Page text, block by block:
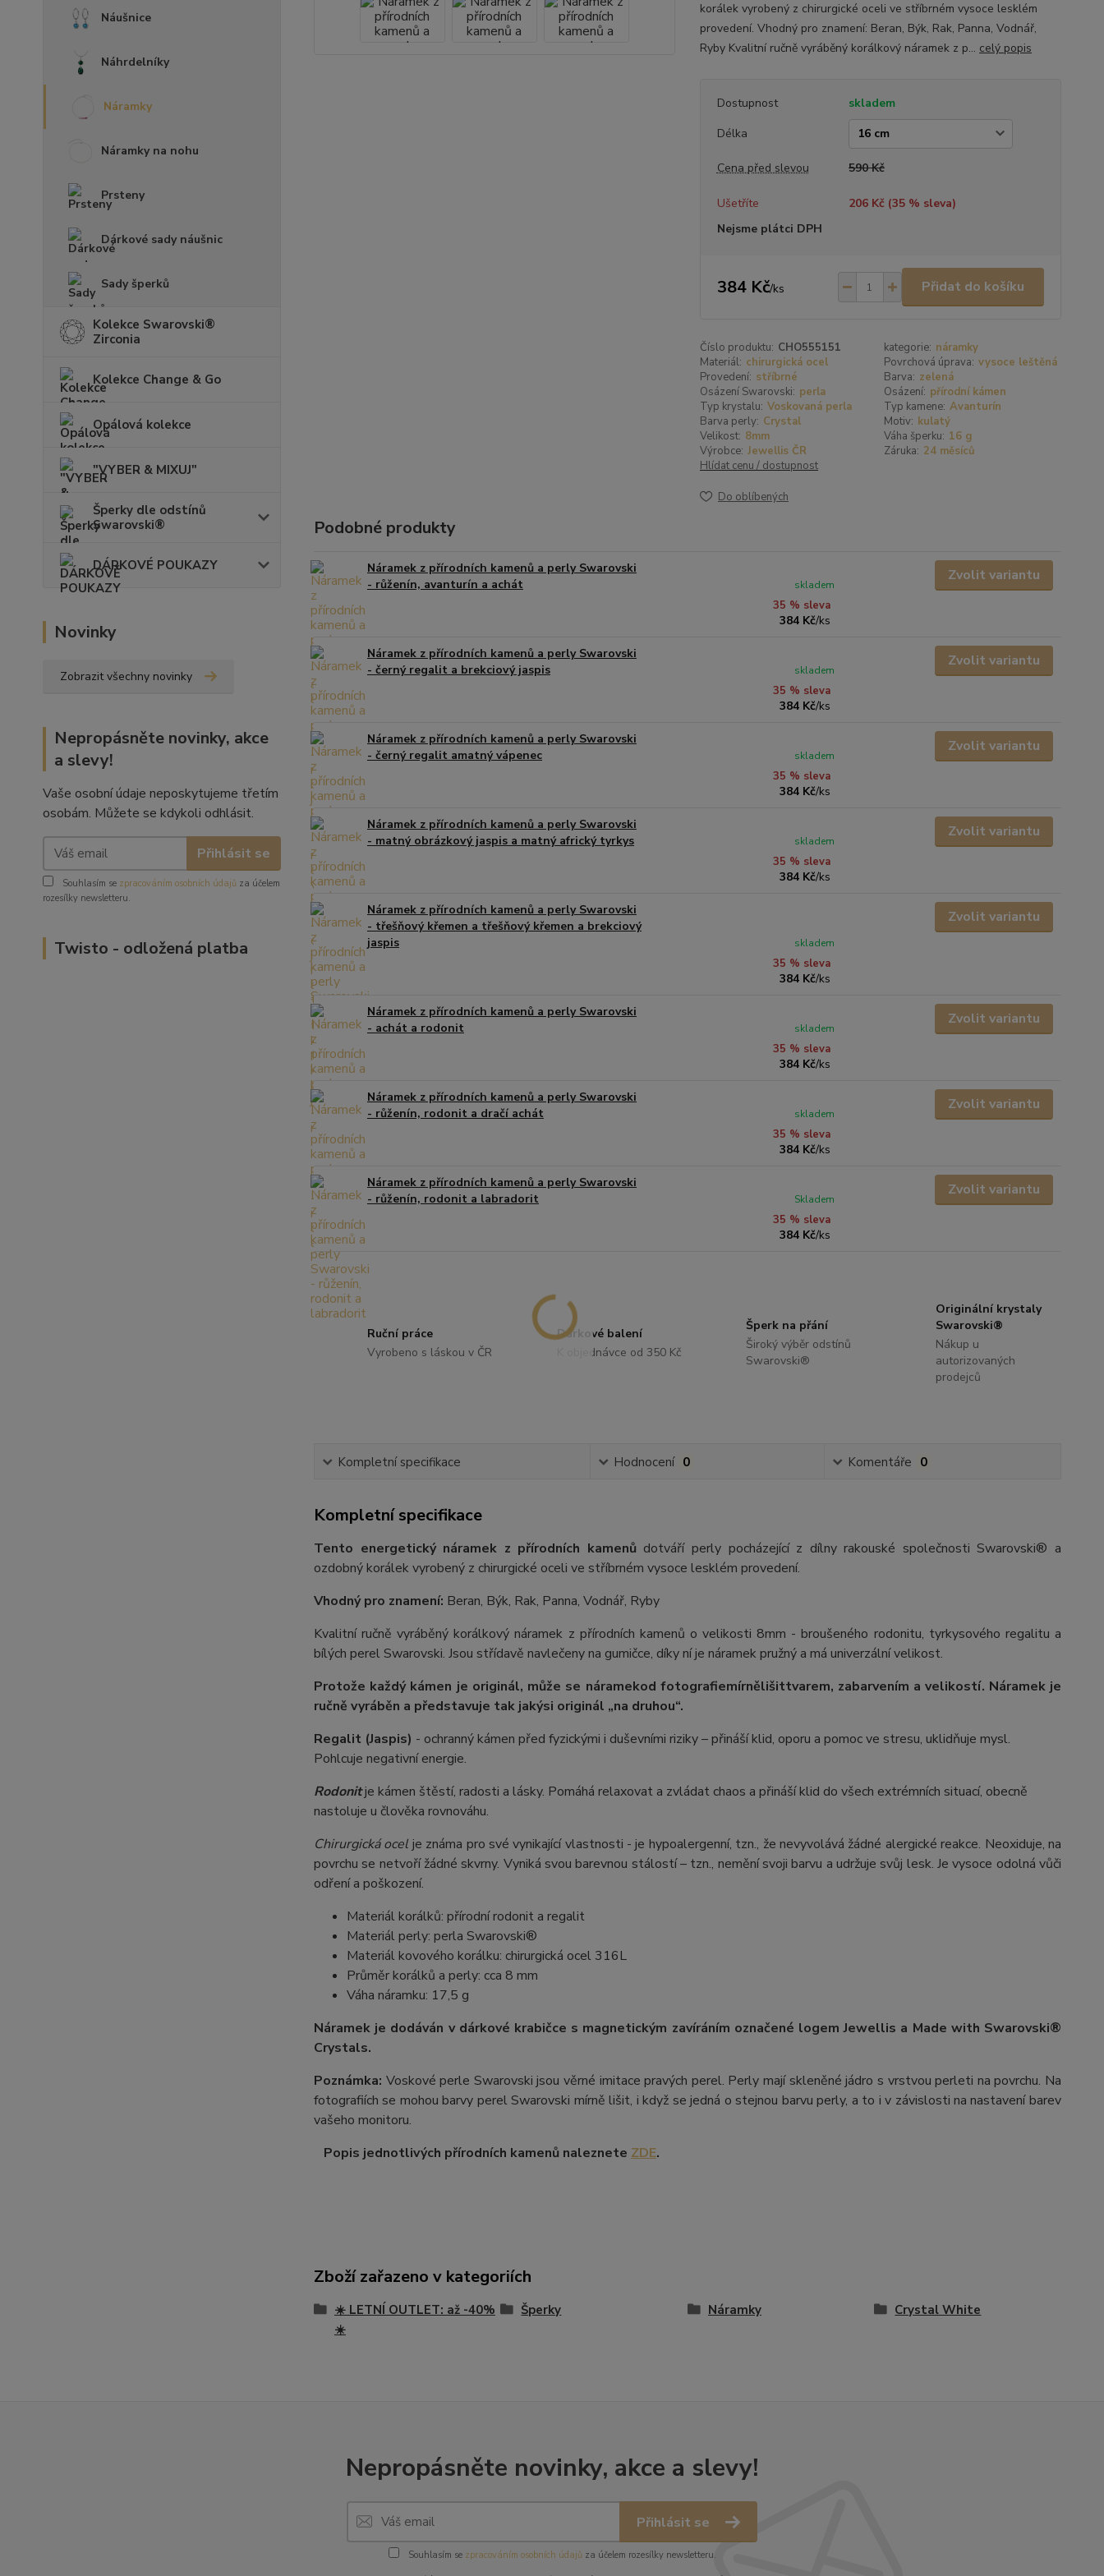
Náušnice
Náhrdelníky
Náramky
Náramky na nohu
Prsteny
Dárkové sady náušnic
Sady šperků
Kolekce Swarovski®
Zirconia
Kolekce Change & Go
Opálová kolekce
"VYBER & MIXUJ"
Šperky dle odstínů
Swarovski®
DÁRKOVÉ POUKAZY
Novinky
Zobrazit všechny novinky
Nepropásněte novinky, akce
a slevy!
Vaše osobní údaje neposkytujeme třetím
osobám. Můžete se kdykoli odhlásit.
Přihlásit se
Souhlasím se zpracováním osobních údajů za účelem
rozesílky newsletteru.
Twisto - odložená platba
korálek vyrobený z chirurgické oceli ve stříbrném vysoce lesklém
provedení. Vhodný pro znamení: Beran, Býk, Rak, Panna, Vodnář,
Ryby Kvalitní ručně vyráběný korálkový náramek z p... celý popis
Dostupnost
skladem
Délka
Cena před slevou 590 Kč
Ušetříte 206 Kč (35% sleva)
Nejsme plátci DPH
384 Kč/ks Přidat do košíku
Číslo produktu: CHO555151 kategorie: náramky
Materiál: chirurgická ocel Povrchová úprava: vysoce leštěná
Provedení: stříbrné Barva: zelená
Osázení Swarovski: perla Osázení: přírodní kámen
Typ krystalu: Voskovaná perla Typ kamene: Avanturín
Barva perly: Crystal Motiv: kulatý
Velikost: 8mm Váha šperku: 16 g
Výrobce: Jewellis ČR Záruka: 24 měsíců
Hlídat cenu / dostupnost
Do oblíbených
Podobné produkty
Náramek z přírodních kamenů a perly Swarovski
- růženín, avanturín a achát
35 % sleva
384 Kč/ks
skladem
Zvolit variantu
Náramek z přírodních kamenů a perly Swarovski
- černý regalit a brekciový jaspis
35 % sleva
384 Kč/ks
skladem
Zvolit variantu
Náramek z přírodních kamenů a perly Swarovski
- černý regalit amatný vápenec
35 % sleva
384 Kč/ks
skladem
Zvolit variantu
Náramek z přírodních kamenů a perly Swarovski
- matný obrázkový jaspis a matný africký tyrkys
35 % sleva
384 Kč/ks
skladem
Zvolit variantu
Náramek z přírodních kamenů a perly Swarovski
- třešňový křemen a třešňový křemen a brekciový
jaspis
35 % sleva
384 Kč/ks
skladem
Zvolit variantu
Náramek z přírodních kamenů a perly Swarovski
- achát a rodonit
35 % sleva
384 Kč/ks
skladem
Zvolit variantu
Náramek z přírodních kamenů a perly Swarovski
- růženín, rodonit a dračí achát
35 % sleva
384 Kč/ks
skladem
Zvolit variantu
Náramek z přírodních kamenů a perly Swarovski
- růženín, rodonit a labradorit
35 % sleva
384 Kč/ks
Skladem
Zvolit variantu
Ruční práce
Vyrobeno s láskou v ČR
Dárkové balení
K objednávce od 350 Kč
Šperk na přání
Široký výběr odstínů
Swarovski®
Originální krystaly
Swarovski®
Nákup u
autorizovaných
prodejců
Kompletní specifikace Hodnocení 0 Komentáře 0
Kompletní specifikace
Tento energetický náramek z přírodních kamenů dotváří perly pocházející z dílny rakouské společnosti Swarovski® a
ozdobný korálek vyrobený z chirurgické oceli ve stříbrném vysoce lesklém provedení.
Vhodný pro znamení: Beran, Býk, Rak, Panna, Vodnář, Ryby
Kvalitní ručně vyráběný korálkový náramek z přírodních kamenů o velikosti 8mm - broušeného rodonitu, tyrkysového regalitu a
bílých perel Swarovski. Jsou střídavě navlečeny na gumičce, díky ní je náramek pružný a má univerzální velikost.
Protože každý kámen je originál, může se náramekod fotografiemírnělišittvarem, zabarvením a velikostí. Náramek je
ručně vyráběn a představuje tak jakýsi originál „na druhou“.
Regalit (Jaspis) - ochranný kámen před fyzickými i duševními riziky – přináší klid, oporu a pomoc ve stresu, uklidňuje mysl.
Pohlcuje negativní energie.
Rodonitje kámen štěstí, radosti a lásky. Pomáhá relaxovat a zvládat chaos a přináší klid do všech extrémních situací, obecně
nastoluje u člověka rovnováhu.
Chirurgická ocel je známa pro své vynikající vlastnosti - je hypoalergenní, tzn., že nevyvolává žádné alergické reakce. Neoxiduje, na
povrchu se netvoří žádné skvrny. Vyniká svou barevnou stálostí – tzn., nemění svoji barvu a udržuje svůj lesk. Je vysoce odolná vůči
odření a poškození.
Materiál korálků: přírodní rodonit a regalit
Materiál perly: perla Swarovski®
Materiál kovového korálku: chirurgická ocel 316L
Průměr korálků a perly: cca 8 mm
Váha náramku: 17,5 g
Náramek je dodáván v dárkové krabičce s magnetickým zavíráním označené logem Jewellis a Made with Swarovski®
Crystals.
Poznámka: Voskové perle Swarovski jsou věrné imitace pravých perel. Perly mají skleněné jádro s vrstvou perleti na povrchu. Na
fotografiích se mohou barvy perel Swarovski mírně lišit, i když se jedná o stejnou barvu perly, a to i v závislosti na nastavení barev
vašeho monitoru.
Popis jednotlivých přírodních kamenů naleznete ZDE.
Zboží zařazeno v kategoriích
☀️ LETNÍ OUTLET: až -40%
☀️
Šperky Náramky Crystal White
Nepropásněte novinky, akce a slevy!
Přihlásit se
Souhlasím se zpracováním osobních údajů za účelem rozesílky newsletteru.